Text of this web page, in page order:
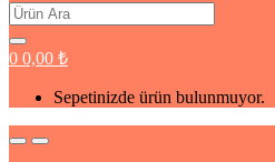
Search
for:
0 0,00 ₺
Sepetinizde ürün bulunmuyor.